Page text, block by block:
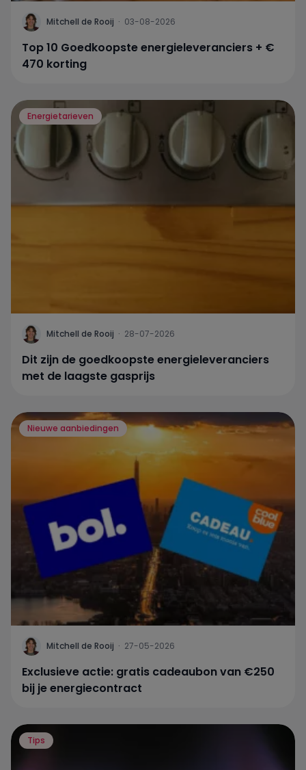
Mitchell de Rooij · 03-08-2026
Top 10 Goedkoopste energieleveranciers + €
470 korting
Energietarieven
Mitchell de Rooij · 28-07-2026
Dit zijn de goedkoopste energieleveranciers
met de laagste gasprijs
Nieuwe aanbiedingen
Mitchell de Rooij · 27-05-2026
Exclusieve actie: gratis cadeaubon van €250
bij je energiecontract
Tips